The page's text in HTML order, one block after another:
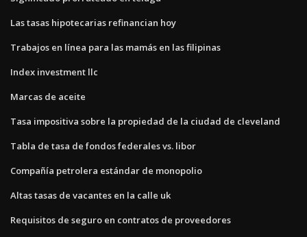
Las tasas hipotecarias refinancian hoy
Trabajos en línea para las mamás en las filipinas
Index investment llc
Marcas de aceite
Tasa impositiva sobre la propiedad de la ciudad de cleveland
Tabla de tasa de fondos federales vs. libor
Compañía petrolera estándar de monopolio
Altas tasas de vacantes en la calle uk
Requisitos de seguro en contratos de proveedores